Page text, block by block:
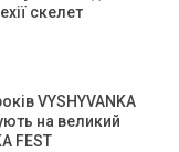
скелет
VYSHYVANKA
на великий
FEST